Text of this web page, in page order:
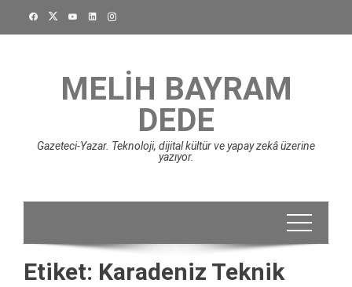
MELIH BAYRAM
DEDE
Gazeteci-Yazar. Teknoloji, dijital kültür ve yapay zekâ üzerine
yazıyor.
Etiket: Karadeniz Teknik